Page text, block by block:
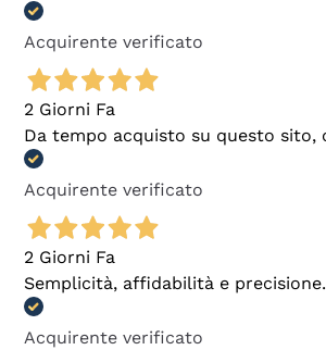
Acquirente verificato
2 Giorni Fa
Da tempo acquisto su questo sito,
Acquirente verificato
2 Giorni Fa
Semplicità, affidabilità e
Acquirente verificato